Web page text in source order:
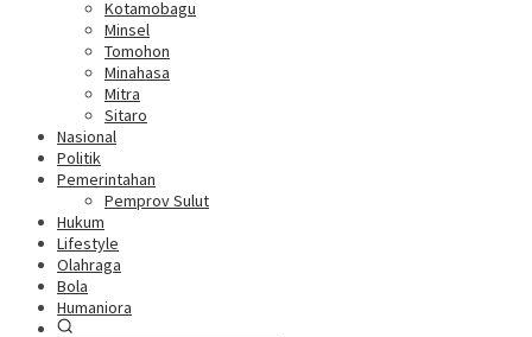
Kotamobagu
Minsel
Tomohon
Minahasa
Mitra
Sitaro
Nasional
Politik
Pemerintahan
Pemprov Sulut
Hukum
Lifestyle
Olahraga
Bola
Humaniora